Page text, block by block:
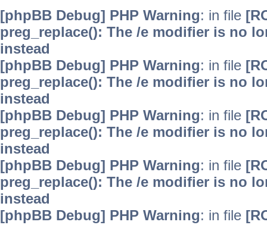
[phpBB Debug] PHP Warning: in file
preg_replace(): The /e modifier is no
instead
[phpBB Debug] PHP Warning: in file
preg_replace(): The /e modifier is no
instead
[phpBB Debug] PHP Warning: in file
preg_replace(): The /e modifier is no
instead
[phpBB Debug] PHP Warning: in file
preg_replace(): The /e modifier is no
instead
[phpBB Debug] PHP Warning: in file